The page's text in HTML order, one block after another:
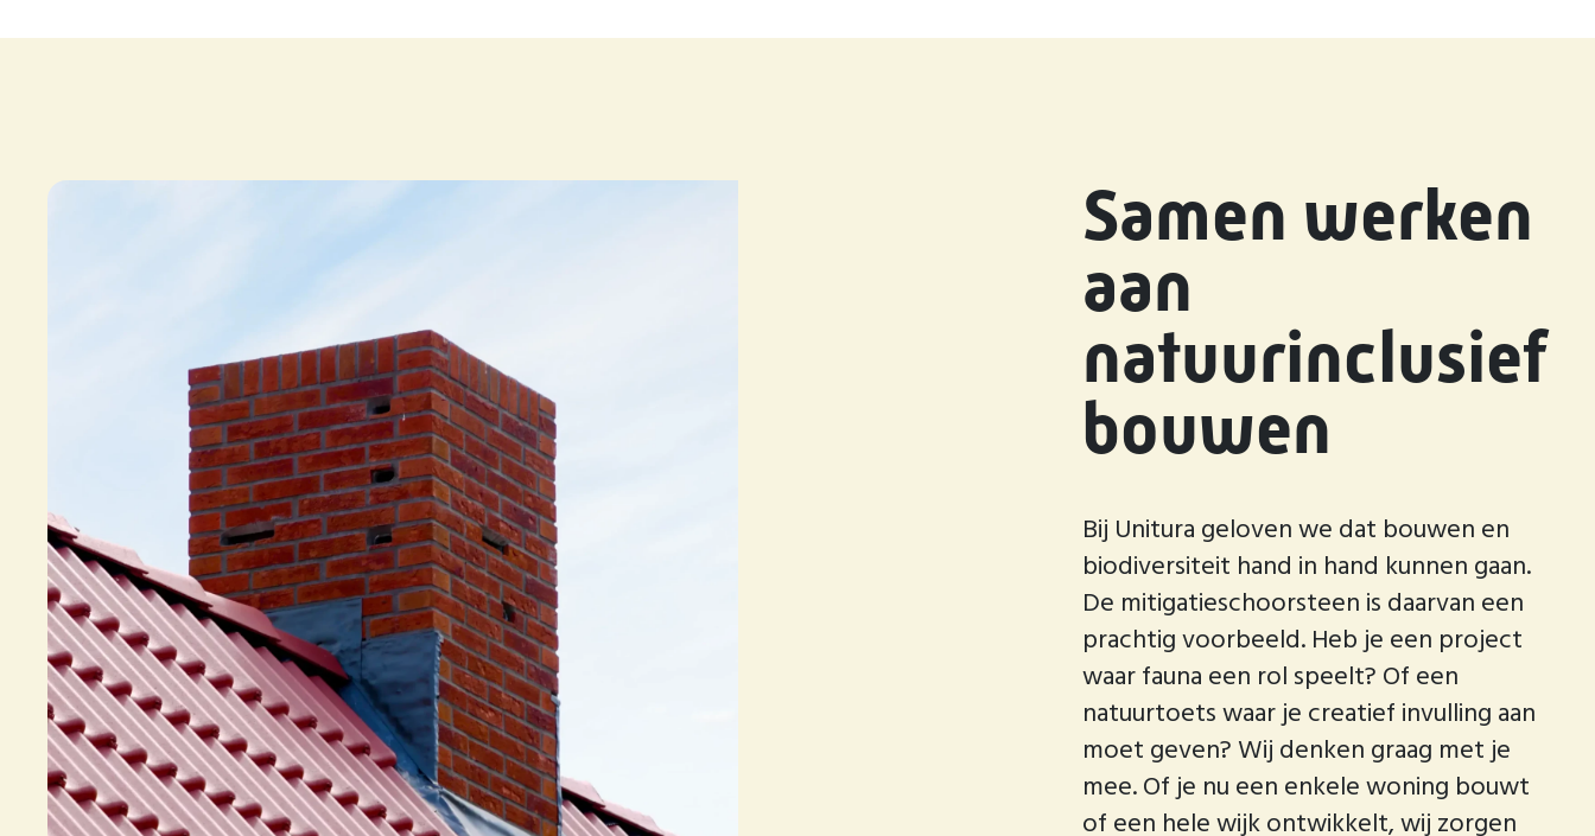
Samen werken
aan
natuurinclusief
bouwen
Bij Unitura geloven we dat bouwen en
biodiversiteit hand in hand kunnen gaan.
De mitigatieschoorsteen is daarvan een
prachtig voorbeeld. Heb je een project
waar fauna een rol speelt? Of een
natuurtoets waar je creatief invulling aan
moet geven? Wij denken graag met je
mee. Of je nu een enkele woning bouwt
of een hele wijk ontwikkelt, wij zorgen